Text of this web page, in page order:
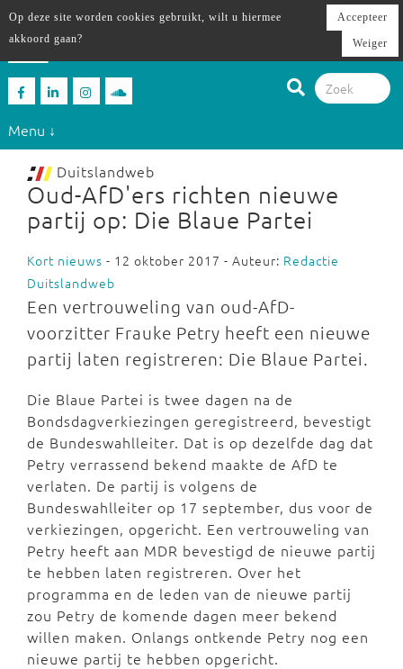
Menu ↓
Duitslandweb
Oud-AfD'ers richten nieuwe
partij op: Die Blaue Partei
Kort nieuws - 12 oktober 2017 - Auteur: Redactie
Duitslandweb
Een vertrouweling van oud-AfD-
voorzitter Frauke Petry heeft een nieuwe
partij laten registreren: Die Blaue Partei.
Die Blaue Partei is twee dagen na de
Bondsdagverkiezingen geregistreerd, bevestigt
de Bundeswahlleiter. Dat is op dezelfde dag dat
Petry verrassend bekend maakte de AfD te
verlaten. De partij is volgens de
Bundeswahlleiter op 17 september, dus voor de
verkiezingen, opgericht. Een vertrouweling van
Petry heeft aan MDR bevestigd de nieuwe partij
te hebben laten registreren. Over het
programma en de leden van de nieuwe partij
zou Petry de komende dagen meer bekend
willen maken. Onlangs ontkende Petry nog een
nieuwe partij te hebben opgericht.
Op deze site worden cookies gebruikt, wilt u hiermee
akkoord gaan?
Accepteer
Weiger